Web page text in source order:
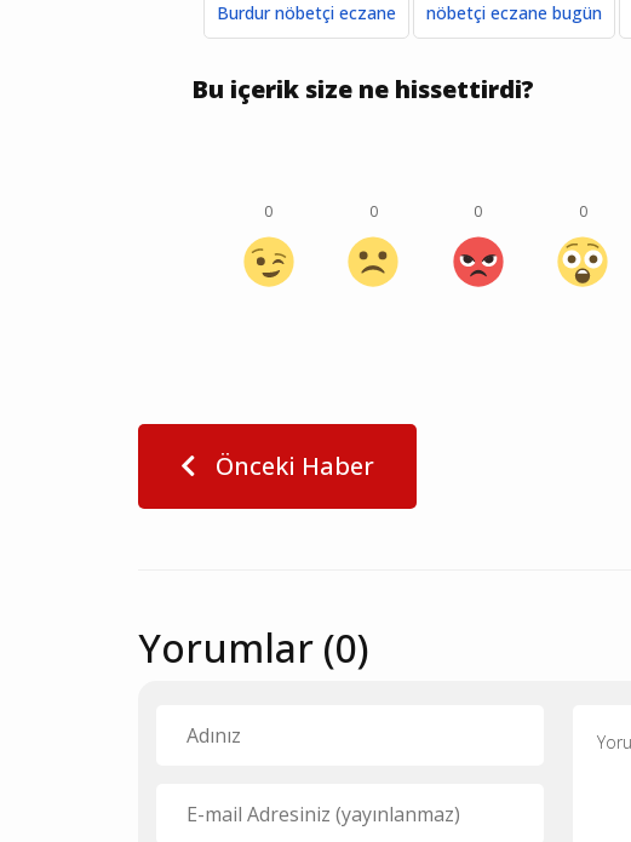
Burdur nöbetçi eczane nöbetçi eczane bugün
Bu içerik size ne hissettirdi?
0 0 0 0
Önceki Haber
Yorumlar (0)